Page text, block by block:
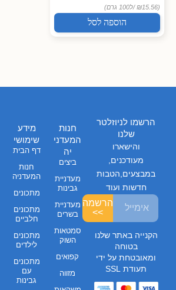
(₪15.56 /
ל100 גרם)
הוספה לסל
חנות
המעדני
יה
ביצים
מעדניית
גבינות
מעדניית
בשרים
סמטאות
השוק
קפואים
מזווה
מידע
שימושי
דף הבית
חנות
המעדניה
מתכונים
מתכונים
חלביים
מתכונים
לילדים
מתכונים
עם
גבינות
הרשמו לניוזלטר
שלנו
והישארו
מעודכנים,
במבצעים,הטבות
חדשות ועוד
הרשמה
>>
הקנייה באתר שלנו
בטוחה
ומאובטחת על ידי
תעודת SSL